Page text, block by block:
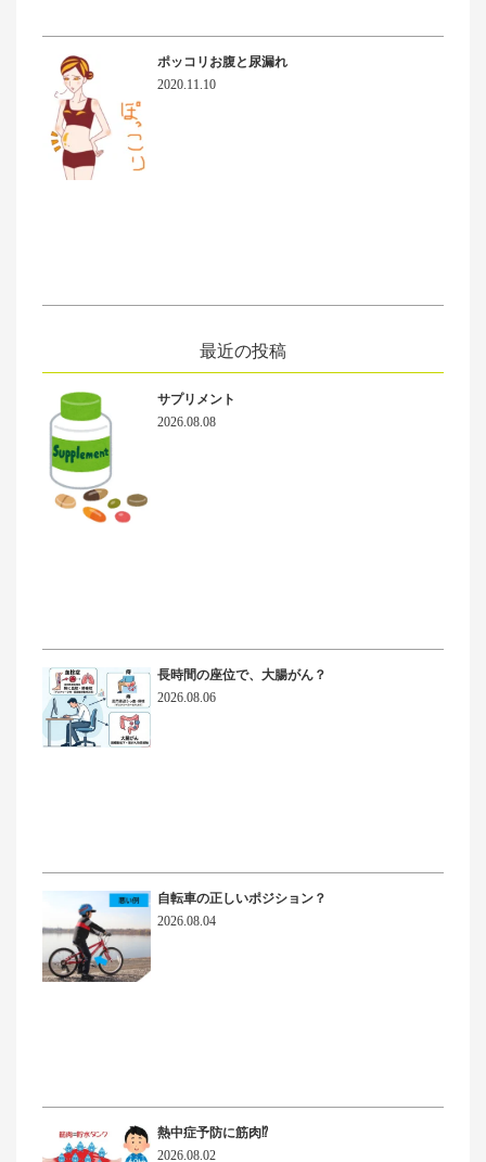
ポッコリお腹と尿漏れ
2020.11.10
最近の投稿
サプリメント
2026.08.08
長時間の座位で、大腸がん？
2026.08.06
自転車の正しいポジション？
2026.08.04
熱中症予防に筋肉⁉
2026.08.02